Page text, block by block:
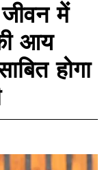
में
आय
होगा